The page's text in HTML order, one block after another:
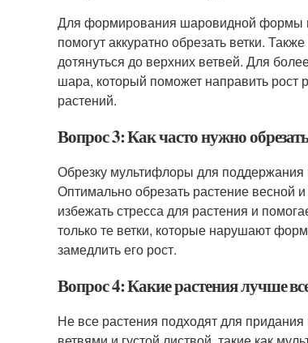
Для формирования шаровидной формы
помогут аккуратно обрезать ветки.
дотянуться до верхних ветвей. Для
шара, который поможет направить рост
растений.
Вопрос 3: Как часто нужно
Обрезку мультифлоры для
Оптимально обрезать растение весной
избежать стресса для растения и
только те ветки, которые нарушают
замедлить его рост.
Вопрос 4: Какие растения лучше
Не все растения подходят для